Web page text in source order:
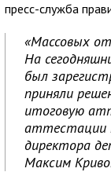
пресс-служба
«Массовых
На
был
приняли
итоговую
аттестации
директора
Максим